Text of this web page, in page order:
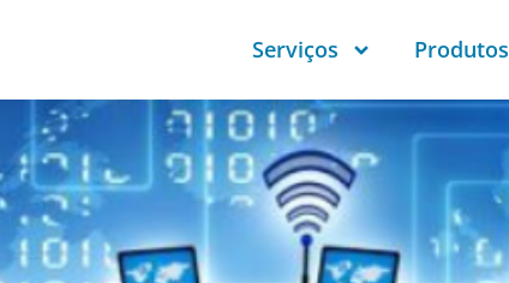
Serviços Produtos